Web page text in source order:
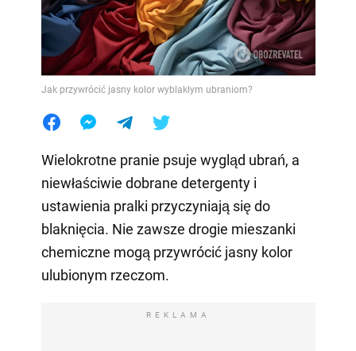
Jak przywrócić jasny kolor wyblakłym ubraniom?
Wielokrotne pranie psuje wygląd ubrań, a
niewłaściwie dobrane detergenty i
ustawienia pralki przyczyniają się do
blaknięcia. Nie zawsze drogie mieszanki
chemiczne mogą przywrócić jasny kolor
ulubionym rzeczom.
REKLAMA